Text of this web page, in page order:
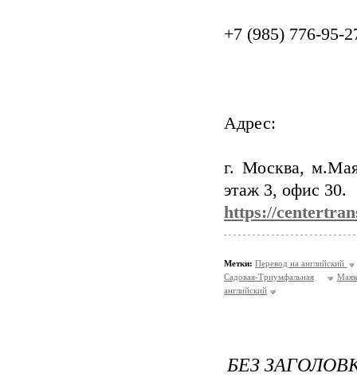
+7 (985) 776-95-
Адрес:
г. Москва,
этаж 3, офис 30.
https://
Метки: Перевод на английский
Садовая-Триумфальная
английский
БЕЗ